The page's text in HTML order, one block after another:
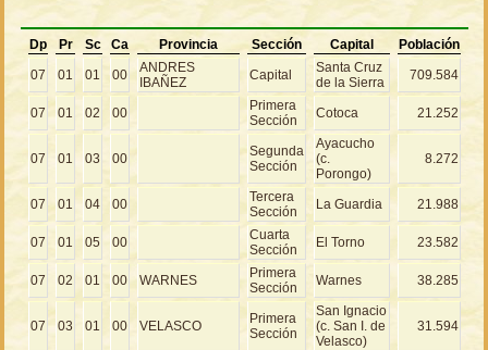
Dp Pr Sc Ca Provincia Sección Capital
Población
07
01 01 00
ANDRES
IBAÑEZ
Capital
Santa Cruz
de la Sierra
709.584
07 01 02 00
Primera
Sección
Cotoca 21.252
07 01 03 00
Segunda
Sección
Ayacucho
(c.
Porongo)
8.272
07 01 04 00
Tercera
Sección
La Guardia 21.988
07 01 05 00
Cuarta
Sección
El Torno 23.582
07 02 01 00 WARNES
Primera
Sección
Warnes 38.285
07 03 01 00 VELASCO
Primera
Sección
San Ignacio
(c. San I. de
Velasco)
31.594